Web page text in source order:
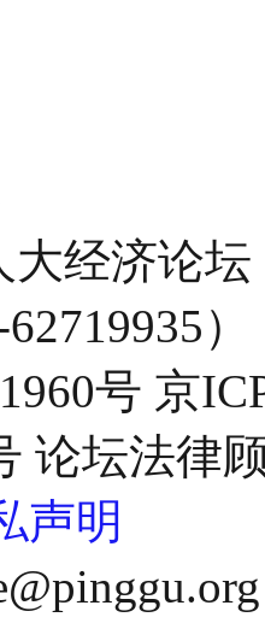
大经济论
）
号 京
论坛法律
声明